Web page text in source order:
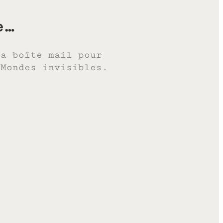
boîte mail pour
invisibles.